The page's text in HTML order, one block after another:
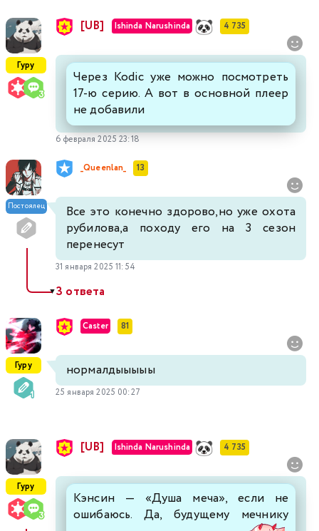
Гуру
[UB] Ishinda Narushinda 4 735
Через Kodic уже можно посмотреть
17-ю серию. А вот в основной плеер
не добавили
6 февраля 2025 23:18
Постоялец
_Queenlan_ 13
Все это конечно здорово,но уже охота
рубилова,а походу его на 3 сезон
перенесут
31 января 2025 11:54
▼3 ответа
Гуру
Caster 81
нормалдыыыыы
25 января 2025 00:27
Гуру
[UB] Ishinda Narushinda 4 735
Кэнсин — «Душа меча», если не
ошибаюсь. Да, будущему мечнику